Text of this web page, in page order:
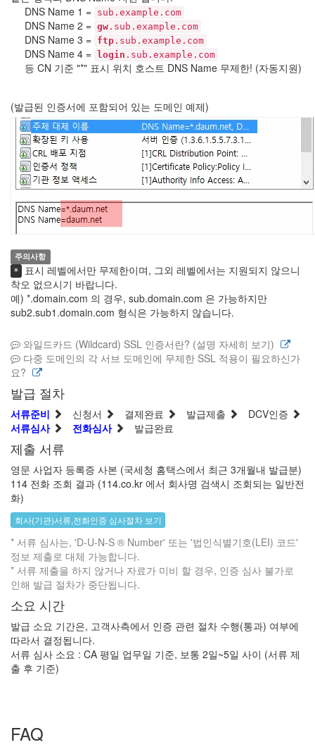
DNS Name 1 = sub.example.com
DNS Name 2 = gw .sub.example.com
DNS Name 3 = ftp .sub.example.com
DNS Name 4 = login .sub.example.com
등 CN 기준 "*" 표시 위치 호스트 DNS Name 무제한! (자동지원)
(발급된 인증서에 포함되어 있는 도메인 예제)
주의사항
*
표시 레벨에서만 무제한이며, 그외 레벨에서는 지원되지 않으니
착오 없으시기 바랍니다.
예) *.domain.com 의 경우, sub.domain.com 은 가능하지만
sub2.sub1.domain.com 형식은 가능하지 않습니다.
와일드카드 (Wildcard) SSL 인증서란? (설명 자세히 보기)
다중 도메인의 각 서브 도메인에 무제한 SSL 적용이 필요하신가
요?
발급 절차
서류준비 신청서 결제완료 발급제출
DCV인증
서류심사
전화심사 발급완료
제출 서류
영문 사업자 등록증 사본 (국세청 홈택스에서 최근 3개월내 발급분)
114 전화 조회 결과 (114.co.kr 에서 회사명 검색시 조회되는 일반전
화)
회사(기관)서류,전화인증 심사절차 보기
* 서류 심사는, 'D-U-N-S ® Number' 또는 '법인식별기호(LEI) 코드'
정보 제출로 대체 가능합니다.
* 서류 제출을 하지 않거나 자료가 미비 할 경우, 인증 심사 불가로
인해 발급 절차가 중단됩니다.
소요 시간
발급 소요 기간은, 고객사측에서 인증 관련 절차 수행(통과) 여부에
따라서 결정됩니다.
서류 심사 소요 : CA 평일 업무일 기준, 보통 2일~5일 사이 (서류 제
출 후 기준)
FAQ